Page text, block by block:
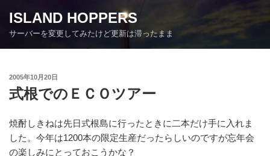
ン
ISLAND HOPPERS
サーバーを変更してみたけど更新は滞ったまま
投
日:
2005年10月20日
式根でのＥＣＯツアー
焼酎しきねは先日式根島に行ったときに二本だけ手に入れま
した。今年は1200本の限定生産だったらしいのですが忘年会
の楽しみにとっておこうかな？